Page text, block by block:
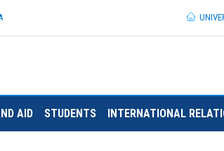
AID STUDENTS INTERNATIONAL